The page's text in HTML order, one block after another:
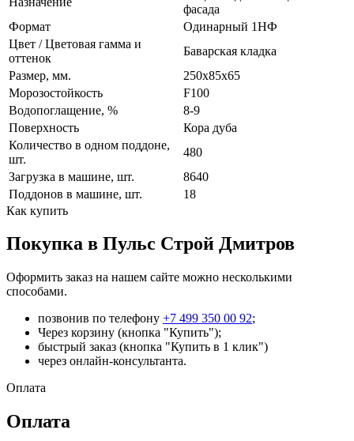
фасада
Формат
Одинарный 1НФ
Цвет / Цветовая гамма и
оттенок
Баварская кладка
Размер, мм.
250х85х65
Морозостойкость
F100
Водопоглащение, %
8-9
Поверхность
Кора дуба
Количество в одном поддоне,
шт.
480
Загрузка в машине, шт.
8640
Поддонов в машине, шт.
18
Как купить
Покупка в Пульс Строй Дмитров
Оформить заказ на нашем сайте можно несколькими
способами.
позвонив по телефону +7 499 350 00 92;
Через корзину (кнопка "Купить");
быстрый заказ (кнопка "Купить в 1 клик")
через онлайн-консультанта.
Оплата
Оплата